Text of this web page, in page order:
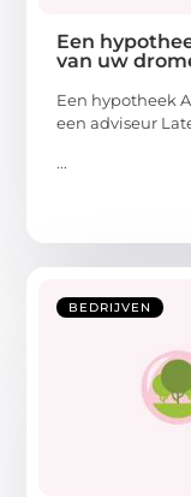
Een
van uw
Een hypotheek
een adviseur
...
BEDRIJVEN